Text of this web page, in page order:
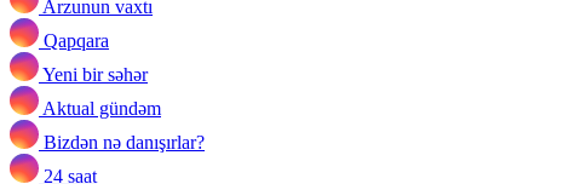
Arzunun vaxtı
Qapqara
Yeni bir səhər
Aktual gündəm
Bizdən nə danışırlar?
24 saat